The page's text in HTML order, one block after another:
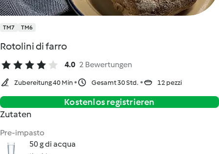
TM7 TM6
Rotolini di farro
4.0 2 Bewertungen
Zubereitung 40 Min Gesamt 30 Std. 12 pezzi
Kostenlos registrieren
Zutaten
Pre-impasto
50 g di acqua